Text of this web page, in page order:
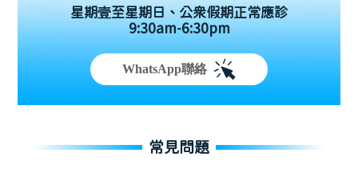
星期壹至星期日、公眾假期正常應診
9:30am-6:30pm
WhatsApp聯絡
常見問題